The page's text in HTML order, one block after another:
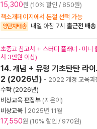
15,300원 (10% 할인 / 850원)
책소개페이지에서 분철 선택 가능
양탄자배송 내일 아침 7시 출근전 배송
초중고 참고서 + 스터디 플래너 · 미니
서 3만원 이상)
14. 개념 + 유형 기초탄탄 라
2 (2026년) - 2022 개정 교육과
수학 (2026년)
비상교육 편집부 (지은이)
비상교육
2025년 11월
17,550원 (10% 할인 / 970원)